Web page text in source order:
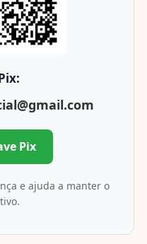
Pix
e ajuda a manter o